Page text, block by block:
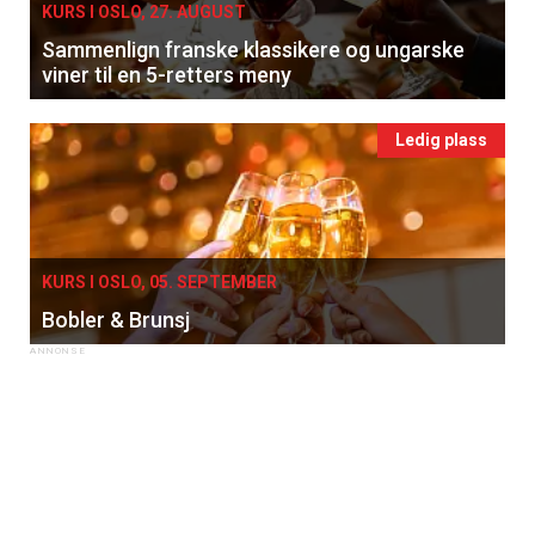
KURS I OSLO, 27. AUGUST
Sammenlign franske klassikere og ungarske
viner til en 5-retters meny
Ledig plass
KURS I OSLO, 05. SEPTEMBER
Bobler & Brunsj